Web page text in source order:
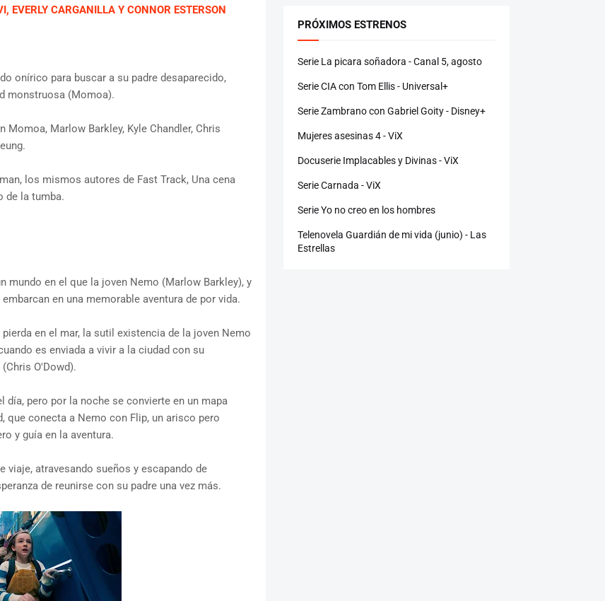
EVERLY CARGANILLA Y CONNOR ESTERSON
onírico para buscar a su padre desaparecido,
monstruosa (Momoa).
Marlow Barkley, Kyle Chandler, Chris
los mismos autores de Fast Track, Una cena
de la tumba.
mundo en el que la joven Nemo (Marlow Barkley), y
en una memorable aventura de por vida.
en el mar, la sutil existencia de la joven Nemo
es enviada a vivir a la ciudad con su
O'Dowd).
día, pero por la noche se convierte en un mapa
que conecta a Nemo con Flip, un arisco pero
y guía en la aventura.
viaje, atravesando sueños y escapando de
de reunirse con su padre una vez más.
PRÓXIMOS ESTRENOS
Serie La picara soñadora - Canal 5, agosto
Serie CIA con Tom Ellis - Universal+
Serie Zambrano con Gabriel Goity - Disney+
Mujeres asesinas 4 - ViX
Docuserie Implacables y Divinas - ViX
Serie Carnada - ViX
Serie Yo no creo en los hombres
Telenovela Guardián de mi vida (junio) - Las
Estrellas